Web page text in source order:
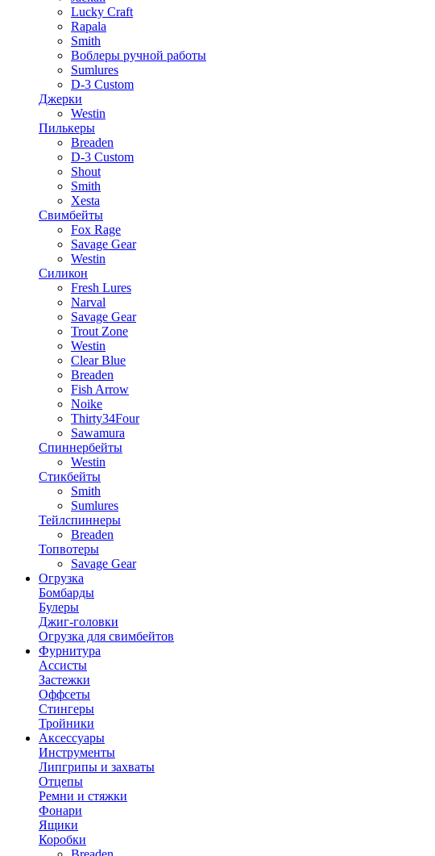
Lucky Craft
Rapala
Smith
Воблеры ручной работы
Sumlures
D-3 Custom
Джерки
Westin
Пилькеры
Breaden
D-3 Custom
Shout
Smith
Xesta
Свимбейты
Fox Rage
Savage Gear
Westin
Силикон
Fresh Lures
Narval
Savage Gear
Trout Zone
Westin
Clear Blue
Breaden
Fish Arrow
Noike
Thirty34Four
Sawamura
Спиннербейты
Westin
Стикбейты
Smith
Sumlures
Тейлспиннеры
Breaden
Топвотеры
Savage Gear
Огрузка
Бомбарды
Булеры
Джиг-головки
Огрузка для свимбейтов
Фурнитура
Ассисты
Застежки
Оффсеты
Стингеры
Тройники
Аксессуары
Инструменты
Липгрипы и захваты
Отцепы
Ремни и стяжки
Фонари
Ящики
Коробки